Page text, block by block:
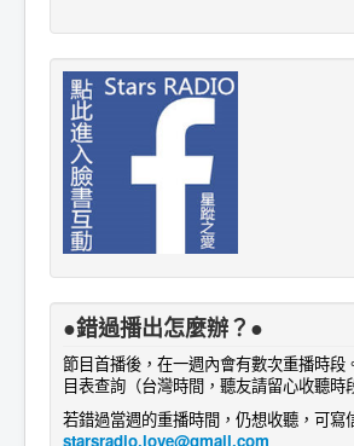
●錯過播出怎麼辦？●
節目首播後，在一週內會有數次重播時段
目表查詢 （台灣時間，聽友請留心收聽時
若錯過當週的重播時間，仍想收聽，可寫
starsradio.love@gmail.com